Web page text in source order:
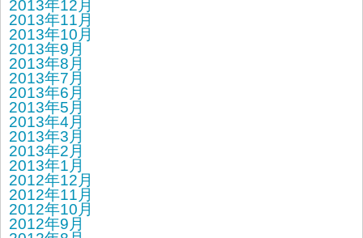
2013年12月
2013年11月
2013年10月
2013年9月
2013年8月
2013年7月
2013年6月
2013年5月
2013年4月
2013年3月
2013年2月
2013年1月
2012年12月
2012年11月
2012年10月
2012年9月